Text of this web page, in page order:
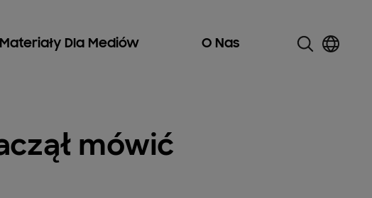
Materiały Dla Mediów O Nas
mówić